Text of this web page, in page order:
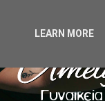
LEARN MORE